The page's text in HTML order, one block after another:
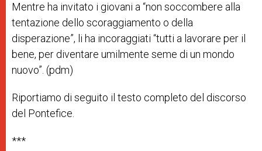
Mentre ha invitato i giovani a “non soccombere alla
tentazione dello scoraggiamento o della
disperazione”, li ha incoraggiati “tutti a lavorare per il
bene, per diventare umilmente seme di un mondo
nuovo”. (pdm)
Riportiamo di seguito il testo completo del discorso
del Pontefice.
***